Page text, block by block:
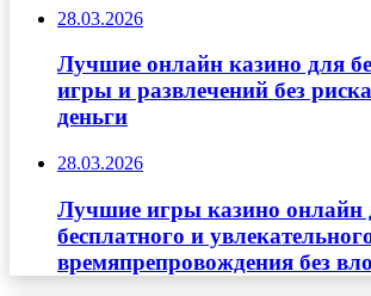
28.03.2026
Лучшие онлайн казино для
игры и развлечений без
деньги
28.03.2026
Лучшие игры казино онлайн
бесплатного и
времяпрепровождения без